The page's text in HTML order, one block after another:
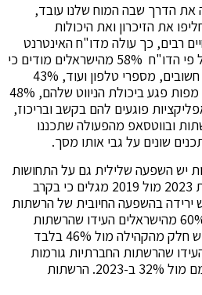
את הדרך שבה המוח שלנו עובד,
את הזיכרון ואת היכולות
רבים, כך עולה מדו"ח האינטרנט
של העשור של חברת בזק. על פי הדו"ח 58% מהישראלים מודים כי
הם לא זוכרים יותר תאריכים חשובים, מספרי טלפון ועוד, 43%
מודים שהשימוש בוויז ובגוגל מפות פגע ביכולת הניווט שלהם, 48%
פוגעים להם בקשב ובריכוז,
ובווטסאפ מהפעולה שתכננו
יש השפעה שלילית גם על התחושות
הרגשיות שלנו. כשבודקים את 2023 מול 2019 מגלים כי בקרב
18 ומעלה) יש ירידה בהשפעה החיובית של הרשתות
החברתיות. כך בשנת 2019 60% מהישראלים העידו שהרשתות
החברתיות גורמות להן להרגיש חלק מהקהילה מול 46% בלבד
2023. ב-2019 45% העידו שהרשתות החברתיות גורמות
להם לבטא טוב יותר את עצמם מול 32% ב-2023. הרשתות